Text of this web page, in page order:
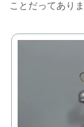
ことだってありま